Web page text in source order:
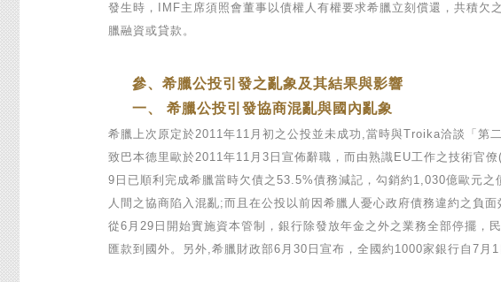
發生時，IMF主席須照會董事以債權人有權要求希臘立刻償還，共積
臘融資或貸款。
參、希臘公投引發之亂象及其結果與影響
一、 希臘公投引發協商混亂與國內亂象
希臘上次原定於2011年11月初之公投並未成功,當時與Troika洽談「第
致巴本德里歐於2011年11月3日宣佈辭職，而由熟識EU工作之技術官
9日已順利完成希臘當時欠債之53.5%債務減記，勾銷約1,030億歐元
人間之協商陷入混亂;而且在公投以前因希臘人憂心政府債務違約之負
從6月29日開始實施資本管制，銀行除發放年金之外之業務全部停擺，
匯款到國外。另外,希臘財政部6月30日宣布，全國約1000家銀行自7月